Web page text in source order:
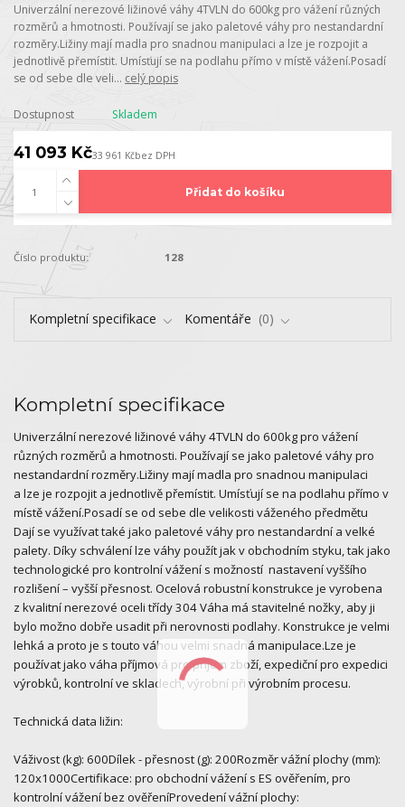
Univerzální nerezové ližinové váhy 4TVLN do 600kg pro vážení různých
rozměrů a hmotnosti. Používají se jako paletové váhy pro nestandardní
rozměry.Ližiny mají madla pro snadnou manipulaci a lze je rozpojit a
jednotlivě přemístit. Umísťují se na podlahu přímo v místě vážení.Posadí
se od sebe dle veli... celý popis
Dostupnost Skladem
41 093 Kč33 961 Kčbez DPH
Přidat do košíku
Číslo produktu: 128
Kompletní specifikace Komentáře 0
Kompletní specifikace
Univerzální nerezové ližinové váhy 4TVLN do 600kg pro vážení
různých rozměrů a hmotnosti. Používají se jako paletové váhy pro
nestandardní rozměry.Ližiny mají madla pro snadnou manipulaci
a lze je rozpojit a jednotlivě přemístit. Umísťují se na podlahu přímo v
místě vážení.Posadí se od sebe dle velikosti váženého předmětu
Dají se využívat také jako paletové váhy pro nestandardní a velké
palety. Díky schválení lze váhy použít jak v obchodním styku, tak jako
technologické pro kontrolní vážení s možností nastavení vyššího
rozlišení – vyšší přesnost. Ocelová robustní konstrukce je vyrobena
z kvalitní nerezové oceli třídy 304 Váha má stavitelné nožky, aby ji
bylo možno dobře usadit při nerovnosti podlahy. Konstrukce je velmi
lehká a proto je s touto váhou velmi snadná manipulace.Lze je
používat jako váha příjmová pro příjem zboží, expediční pro expedici
výrobků, kontrolní ve skladech, výrobní při výrobním procesu.
Technická data ližin:
Váživost (kg): 600Dílek - přesnost (g): 200Rozměr vážní plochy (mm):
120x1000Certifikace: pro obchodní vážení s ES ověřením, pro
kontrolní vážení bez ověřeníProvedení vážní plochy: